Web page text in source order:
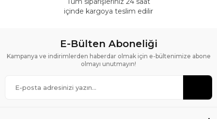
içinde kargoya teslim edilir
E-Bülten Aboneliği
Kampanya ve indirimlerden haberdar olmak için e-bültenimize abone
olmayı unutmayın!